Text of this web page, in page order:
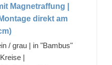
Magnetraffung |
direkt am
/ grau | in "Bambus"
|